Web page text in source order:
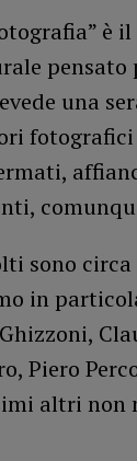
è
una
sono
in
Piero
altri non